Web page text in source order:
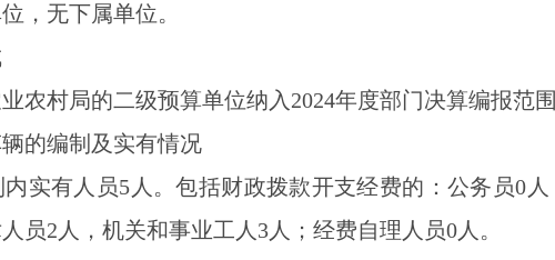
，无下属单位。
农村局的二级预算单位纳入 2024年度部门决算编报范
的编制及实有情况
实有人员5 人。包括财政拨款开支经费的 ：公务员0
员2 人，机关和事业工人 3人 ；经费自理人员0人 。